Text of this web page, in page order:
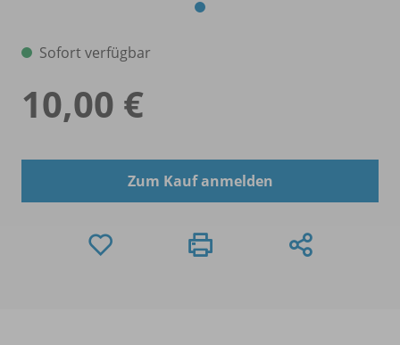
Sofort verfügbar
10,00 €
Zum Kauf anmelden